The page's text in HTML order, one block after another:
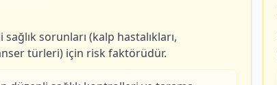
sorunları (kalp hastalıkları,
türleri) için risk faktörüdür.